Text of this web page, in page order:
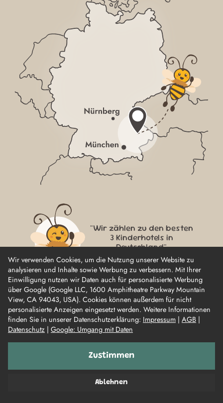
"Wir zählen zu den besten
3 Kinderhotels in
Deutschland"
Barrierefreiheit
Wir verwenden Cookies, um die Nutzung unserer Website zu
analysieren und Inhalte sowie Werbung zu verbessern. Mit Ihrer
Einwilligung nutzen wir Daten auch für personalisierte Werbung
über Google (Google LLC, 1600 Amphitheatre Parkway Mountain
View, CA 94043, USA). Cookies können außerdem für nicht
personalisierte Anzeigen eingesetzt werden. Weitere Informationen
finden Sie in unserer Datenschutzerklärung: Impressum | AGB |
Datenschutz | Google: Umgang mit Daten
Zustimmen
Ablehnen